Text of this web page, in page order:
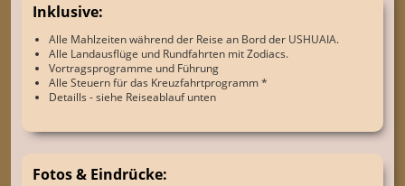
Inklusive:
Alle Mahlzeiten während der Reise an Bord der USHUAIA.
Alle Landausflüge und Rundfahrten mit Zodiacs.
Vortragsprogramme und Führung
Alle Steuern für das Kreuzfahrtprogramm *
Detaills - siehe Reiseablauf unten
Fotos & Eindrücke: